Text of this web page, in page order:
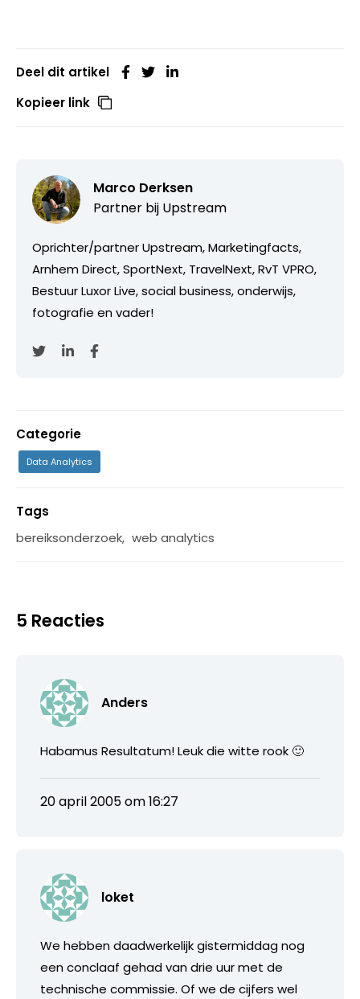
Deel dit artikel
Kopieer link
Marco Derksen
Partner bij Upstream
Oprichter/partner Upstream, Marketingfacts,
Arnhem Direct, SportNext, TravelNext, RvT VPRO,
Bestuur Luxor Live, social business, onderwijs,
fotografie en vader!
Categorie
Data Analytics
Tags
bereiksonderzoek, web analytics
5 Reacties
Anders
Habamus Resultatum! Leuk die witte rook 🙂
20 april 2005 om 16:27
loket
We hebben daadwerkelijk gistermiddag nog
een conclaaf gehad van drie uur met de
technische commissie. Of we de cijfers wel